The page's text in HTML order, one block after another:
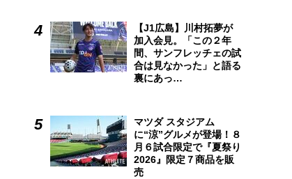
【J1広島】川村拓夢が
加入会見。「この２年
間、サンフレッチェの試
合は見なかった」と語る
裏にあっ…
マツダ スタジアム
に“涼”グルメが登場！８
月６試合限定で『夏祭り
2026』限定７商品を販
売